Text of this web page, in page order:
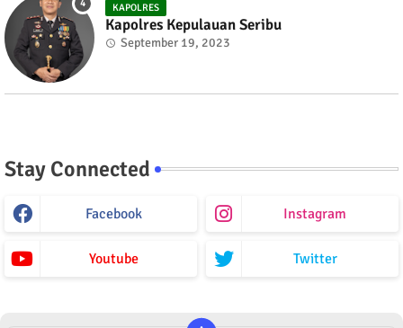
KAPOLRES
Kapolres Kepulauan Seribu
September 19, 2023
Stay Connected
Facebook Instagram
Youtube Twitter